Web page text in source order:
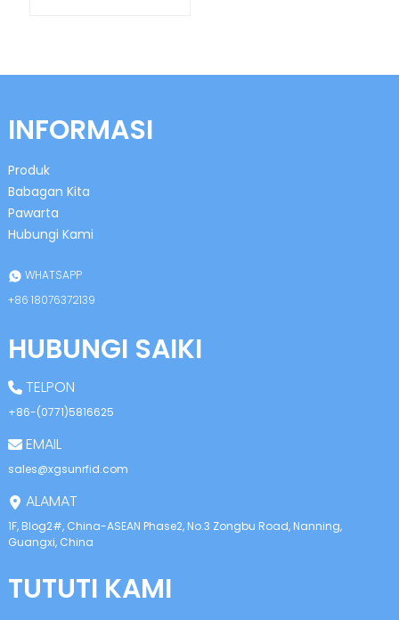
INFORMASI
Produk
Babagan Kita
Pawarta
Hubungi Kami
WHATSAPP
+86 18076372139
HUBUNGI SAIKI
TELPON
+86-(0771)5816625
EMAIL
sales@xgsunrfid.com
ALAMAT
1F, Blog2#, China-ASEAN Phase2, No.3 Zongbu Road, Nanning,
Guangxi, China
TUTUTI KAMI